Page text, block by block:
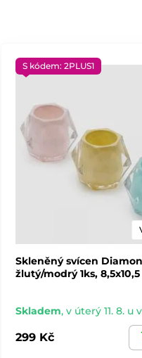
S kódem: 2PLUS1
Skleněný svícen
žlutý/modrý 1ks,
Skladem,v úterý 11. 8. u
299 Kč